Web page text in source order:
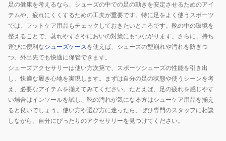
足の健康を考えるなら、シューズの中での足の動きを安定させるためのアイ
テムや、疲れにくくするための工夫が重要です。特に足をよく使うスポーツ
では、フットケア用品もチェックしておきたいところです。靴の中の環境を
整えることで、蒸れやすさやにおいの対策にもつながります。さらに、持ち
運びに便利なシューズケースを使えば、シューズの型崩れや汚れを防ぎつ
つ、外出先でも快適に保管できます。
シューズアクセサリーは使い方次第で、スポーツシューズの性能を引き出
し、快適な履き心地を実現します。まずは自分の足の状態や使うシーンを考
え、必要なアイテムを揃えてみてください。たとえば、足の疲れを感じやす
い場合はインソールを試し、靴の汚れが気になる方はシューケア用品を揃え
ると良いでしょう。使い方や選び方に迷ったら、ぜひ専門のスタッフに相談
しながら、自分にぴったりのアクセサリーを見つけてください。